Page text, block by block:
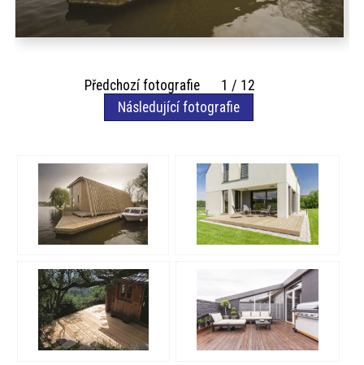
Předchozí fotografie 1 / 12
Následující fotografie